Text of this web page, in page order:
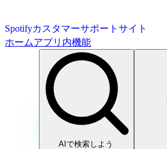
Spotifyカスタマーサポートサイト
ホームアプリ内機能
AIで検索しよう